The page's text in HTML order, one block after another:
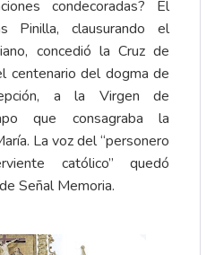
condecoradas? El
Pinilla, clausurando el
concedió la Cruz de
centenario del dogma de
a la Virgen de
que consagraba la
La voz del “personero
católico” quedó
Señal Memoria.